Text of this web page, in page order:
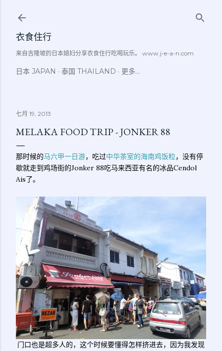
衣食住行
来自吉隆坡的日本媳妇分享衣食住行吃喝玩乐。 www.j-e-a-n.com
日本 JAPAN 泰国 THAILAND 更多…
七月 19, 2013
MELAKA FOOD TRIP - JONKER 88
那时候的马六甲一日游，吃过中华茶室的海南鸡饭粒，没有停
歇就走到鸡场街的Jonker 88吃马来西亚有名的冰品Cendol
Ais了。
门口也是超多人的，这个时候要懂得怎样挤进去，因为我发现